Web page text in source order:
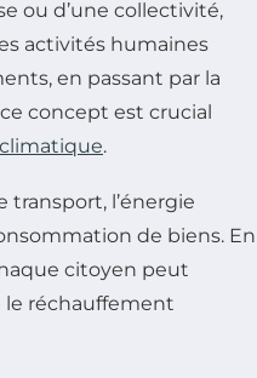
ou d’une collectivité,
activités humaines
en passant par la
concept est crucial
.
transport, l’énergie
de biens. En
citoyen peut
réchauffement